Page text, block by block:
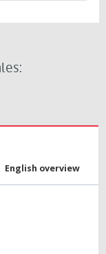
English overview